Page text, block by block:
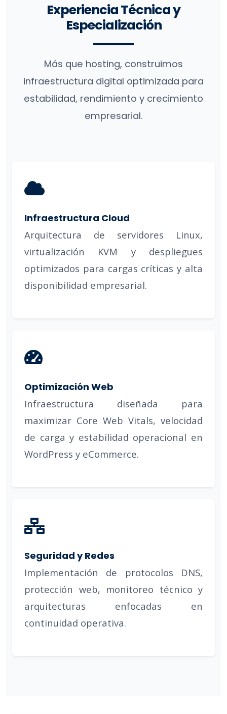
Experiencia Técnica y
Especialización
Más que hosting, construimos
infraestructura digital optimizada para
estabilidad, rendimiento y crecimiento
empresarial.
Infraestructura Cloud
Arquitectura de servidores Linux,
virtualización KVM y despliegues
optimizados para cargas críticas y alta
disponibilidad empresarial.
Optimización Web
Infraestructura diseñada para
maximizar Core Web Vitals, velocidad
de carga y estabilidad operacional en
WordPress y eCommerce.
Seguridad y Redes
Implementación de protocolos DNS,
protección web, monitoreo técnico y
arquitecturas enfocadas en
continuidad operativa.